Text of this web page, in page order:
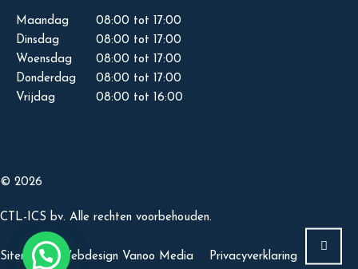
Maandag
08:00 tot 17:00
Dinsdag
08:00 tot 17:00
Woensdag
08:00 tot 17:00
Donderdag
08:00 tot 17:00
Vrijdag
08:00 tot 16:00
© 2026
CTL-ICS bv. Alle rechten voorbehouden.
Sitemap Webdesign Vanoo Media Privacyverklaring